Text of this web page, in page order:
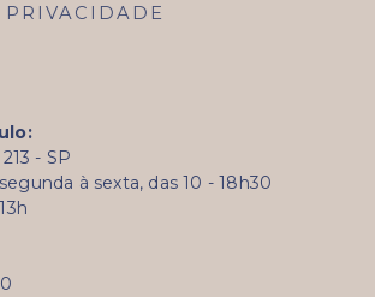
- SP
à sexta, das 10 - 18h30